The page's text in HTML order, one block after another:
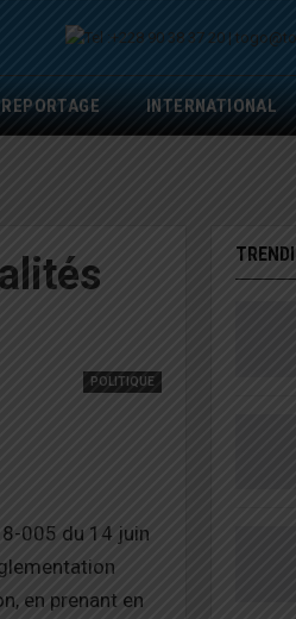
INTERNATIONAL
POLITIQUE
005 du 14 juin
en prenant en